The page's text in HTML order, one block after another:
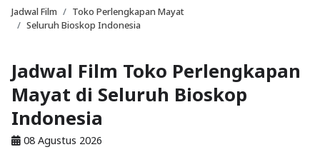
Jadwal Film
Toko Perlengkapan Mayat
Seluruh Bioskop Indonesia
Jadwal Film Toko Perlengkapan
Mayat di Seluruh Bioskop
Indonesia
08 Agustus 2026